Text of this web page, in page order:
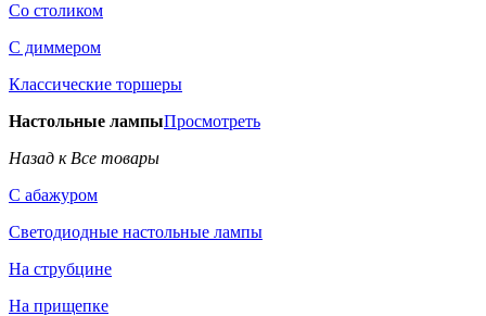
Со столиком
С диммером
Классические торшеры
Настольные лампыПросмотреть
Назад к Все товары
С абажуром
Светодиодные настольные лампы
На струбцине
На прищепке